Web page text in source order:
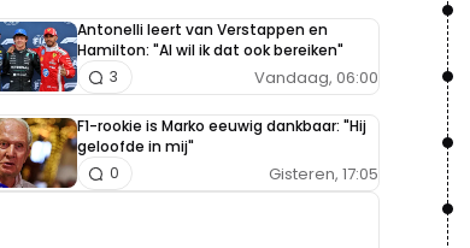
Antonelli leert van Verstappen en
Hamilton: "Al wil ik dat ook bereiken"
Vandaag, 06:00
3
F1-rookie is Marko eeuwig dankbaar: "Hij
geloofde in mij"
Gisteren, 17:05
0